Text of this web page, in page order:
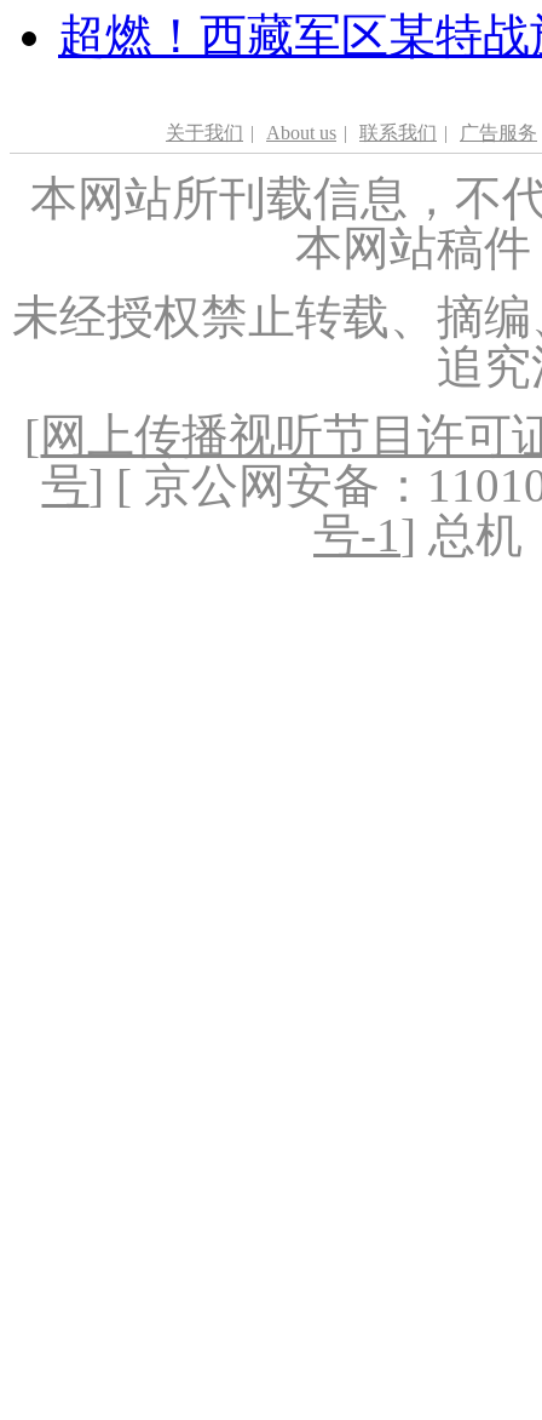
超燃！西藏军区某特
关于我们 | About us | 联系我们 | 广告服务
本网站所刊载信息，不
本网站稿
未经授权禁止转载、摘
追
[网上传播视听节目许可
号] [ 京公网安备：
号-1] 总机